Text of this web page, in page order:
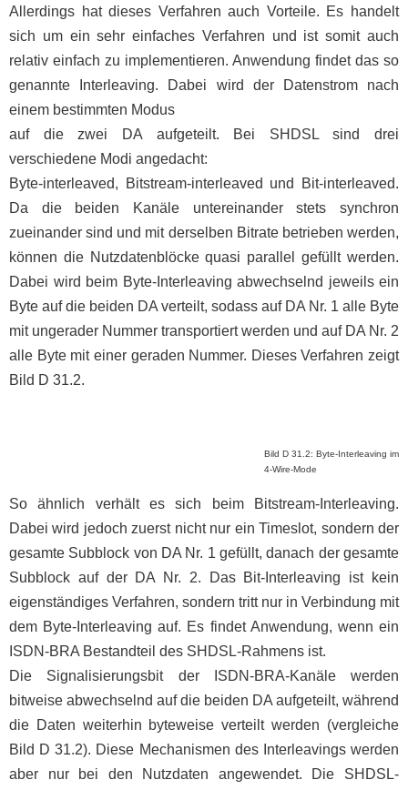
Allerdings hat dieses Verfahren auch Vorteile. Es handelt
sich um ein sehr einfaches Verfahren und ist somit auch
relativ einfach zu implementieren. Anwendung findet das so
genannte Interleaving. Dabei wird der Datenstrom nach
einem bestimmten Modus
auf die zwei DA aufgeteilt. Bei SHDSL sind drei
verschiedene Modi angedacht:
Byte-interleaved, Bitstream-interleaved und Bit-interleaved.
Da die beiden Kanäle untereinander stets synchron
zueinander sind und mit derselben Bitrate betrieben werden,
können die Nutzdatenblöcke quasi parallel gefüllt werden.
Dabei wird beim Byte-Interleaving abwechselnd jeweils ein
Byte auf die beiden DA verteilt, sodass auf DA Nr. 1 alle Byte
mit ungerader Nummer transportiert werden und auf DA Nr. 2
alle Byte mit einer geraden Nummer. Dieses Verfahren zeigt
Bild D 31.2.
Bild D 31.2: Byte-Interleaving im
4-Wire-Mode
So ähnlich verhält es sich beim Bitstream-Interleaving.
Dabei wird jedoch zuerst nicht nur ein Timeslot, sondern der
gesamte Subblock von DA Nr. 1 gefüllt, danach der gesamte
Subblock auf der DA Nr. 2. Das Bit-Interleaving ist kein
eigenständiges Verfahren, sondern tritt nur in Verbindung mit
dem Byte-Interleaving auf. Es findet Anwendung, wenn ein
ISDN-BRA Bestandteil des SHDSL-Rahmens ist.
Die Signalisierungsbit der ISDN-BRA-Kanäle werden
bitweise abwechselnd auf die beiden DA aufgeteilt, während
die Daten weiterhin byteweise verteilt werden (vergleiche
Bild D 31.2). Diese Mechanismen des Interleavings werden
aber nur bei den Nutzdaten angewendet. Die SHDSL-